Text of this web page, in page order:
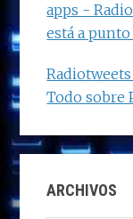
apps -
está a
Todo sobre
ARCHIVOS